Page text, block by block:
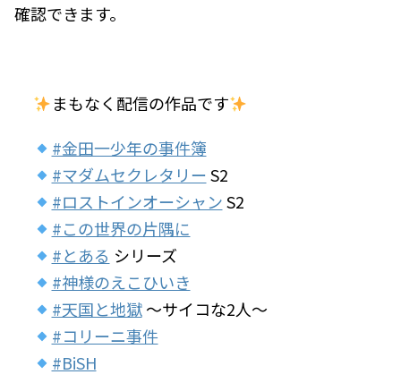
確認できます。
まもなく配信の作品です
#金田一少年の事件簿
#マダムセクレタリーS2
#ロストインオーシャンS2
#この世界の片隅に
#とある シリーズ
#神様のえこひいき
#天国と地獄〜サイコな2人〜
#コリーニ事件
#BiSH